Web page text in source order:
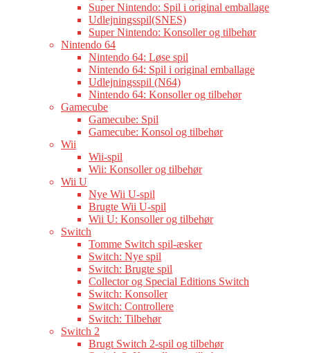
Super Nintendo: Spil i original emballage
Udlejningsspil(SNES)
Super Nintendo: Konsoller og tilbehør
Nintendo 64
Nintendo 64: Løse spil
Nintendo 64: Spil i original emballage
Udlejningsspil (N64)
Nintendo 64: Konsoller og tilbehør
Gamecube
Gamecube: Spil
Gamecube: Konsol og tilbehør
Wii
Wii-spil
Wii: Konsoller og tilbehør
Wii U
Nye Wii U-spil
Brugte Wii U-spil
Wii U: Konsoller og tilbehør
Switch
Tomme Switch spil-æsker
Switch: Nye spil
Switch: Brugte spil
Collector og Special Editions Switch
Switch: Konsoller
Switch: Controllere
Switch: Tilbehør
Switch 2
Brugt Switch 2-spil og tilbehør